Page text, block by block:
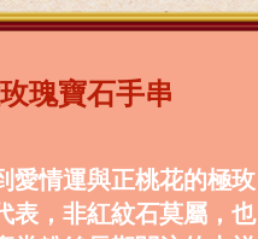
瑰寶石手串
愛情運與正桃花的極玫
表，非紅紋石莫屬，也